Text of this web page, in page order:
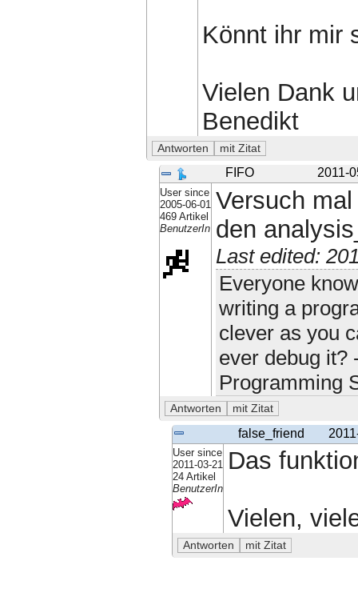
Könnt ihr mir
Vielen Dank
Benedikt
FIFO 2011-
User since
2005-06-01
469 Artikel
BenutzerIn
Versuch
den
Last edited:
Everyone
writing a
clever as you
ever debug it?
Programming
false_friend
User since
2011-03-21
24 Artikel
BenutzerIn
Das
Vielen,